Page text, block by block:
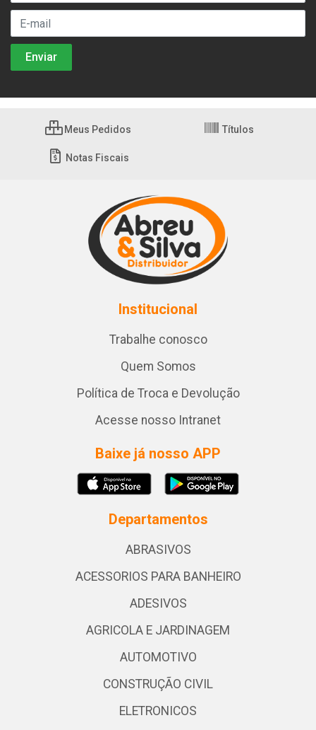
Meus Pedidos Títulos
Notas Fiscais
Institucional
Trabalhe conosco
Quem Somos
Política de Troca e Devolução
Acesse nosso Intranet
Baixe já nosso APP
Departamentos
ABRASIVOS
ACESSORIOS PARA BANHEIRO
ADESIVOS
AGRICOLA E JARDINAGEM
AUTOMOTIVO
CONSTRUÇÃO CIVIL
ELETRONICOS